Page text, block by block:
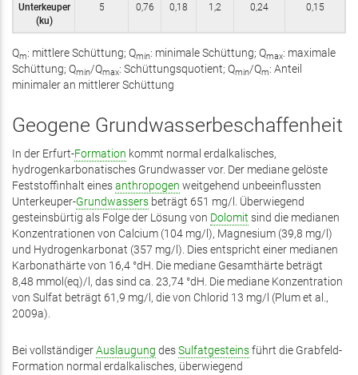
Unter­keuper
(ku)
5 0,76 0,18 1,2 0,24 0,15
Qm: mittlere Schüttung; Qmin: minimale Schüttung; Qmax: maximale
Schüttung; Qmin/Qmax: Schüttungs­quotient; Qmin/Qm: Anteil
minimaler an mittlerer Schüttung
Geogene Grundwasserbeschaffenheit
In der Erfurt-Formation kommt normal erdalkalisches,
hydrogenkarbonatisches Grund­­wasser vor. Der mediane gelöste
Feststoffinhalt einesanthropogen weit­gehend unbe­einflussten
Unterkeuper-Grundwassers beträgt 651 mg/l. Überwiegend
gesteinsbürtig als Folge der Lösung von Dolomit sind die medianen
Konzentrationen von Calcium (104 mg/l), Magnesium (39,8 mg/l)
und Hydrogenkarbonat (357 mg/l). Dies entspricht einer medianen
Karbonathärte von 16,4 °dH. Die mediane Gesamthärte beträgt
8,48 mmol(eq)/l, das sind ca. 23,74 °dH. Die mediane Konzentration
von Sulfat beträgt 61,9 mg/l, die von Chlorid 13 mg/l (Plum et al.,
2009a).
Bei vollständigerAuslaugung desSulfatgesteinsführt die Grabfeld-
Formation normal erd­alkalisches, überwiegend